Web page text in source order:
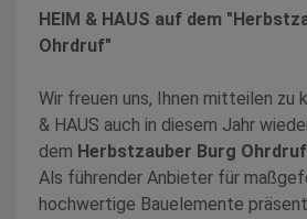
HEIM & HAUS auf dem
Ohrdruf"
Wir freuen uns, Ihnen mitteilen zu
& HAUS auch in diesem Jahr
dem Herbstzauber Burg Ohrdruf
Als führender Anbieter für
hochwertige Bauelemente